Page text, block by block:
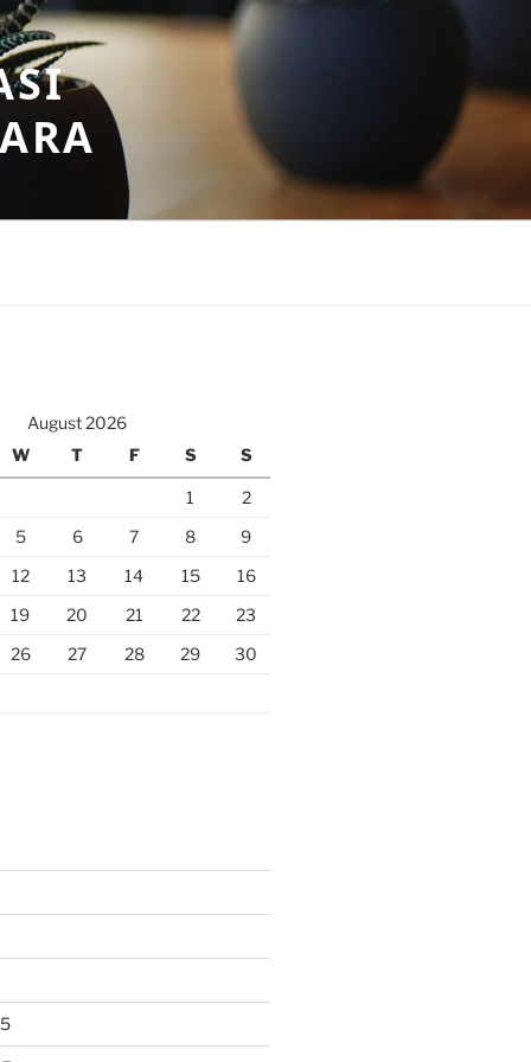
August 2026
W T F S S
1
2
5 6 7 8
9
12 13 14 15
16
19 20 21 22
23
26 27 28 29
30